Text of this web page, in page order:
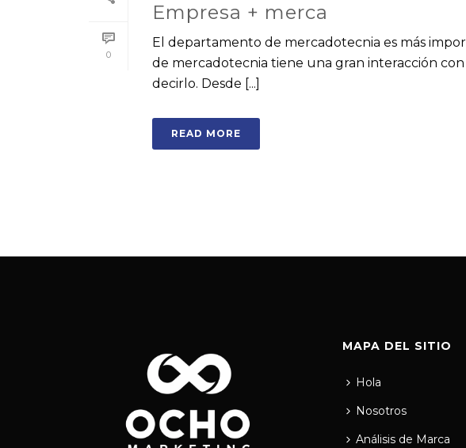
0
Empresa + merca
El departamento de mercadotecnia es más
de mercadotecnia tiene una gran interacción
decirlo. Desde [...]
READ MORE
MAPA DEL SITIO
Hola
Nosotros
Análisis de Marca